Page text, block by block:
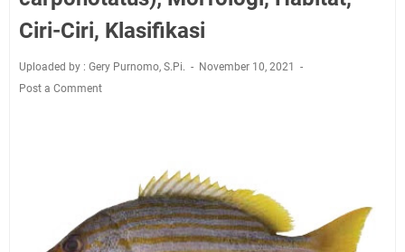
Ciri-Ciri, Klasifikasi
Uploaded by : Gery Purnomo, S.Pi.
November 10, 2021
Post a Comment